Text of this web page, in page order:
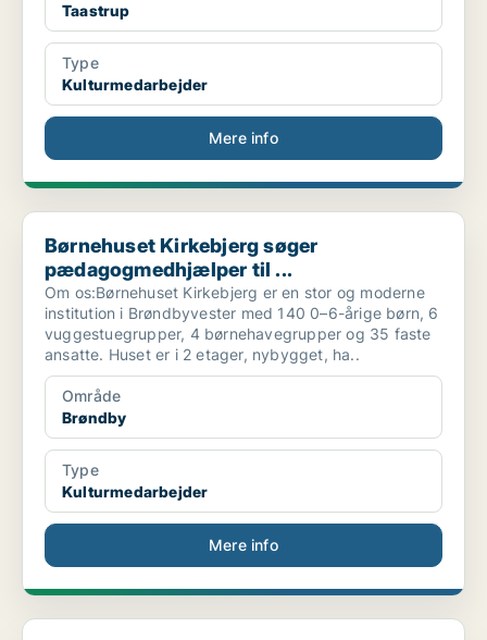
Taastrup
Type
Kulturmedarbejder
Mere info
Børnehuset Kirkebjerg søger pædagogmedhjælper til ...
Børnehuset Kirkebjerg søger
pædagogmedhjælper til ...
Om os:Børnehuset Kirkebjerg er en stor og moderne
institution i Brøndbyvester med 140 0–6-årige børn, 6
vuggestuegrupper, 4 børnehavegrupper og 35 faste
ansatte. Huset er i 2 etager, nybygget, ha..
Område
Brøndby
Type
Kulturmedarbejder
Mere info
Kulturmedarbejder til BIBLIOTEK+